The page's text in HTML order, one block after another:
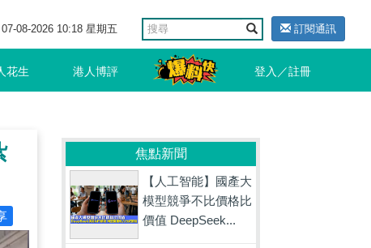
07-08-2026 10:18 星期五 訂閱通訊
花生 港人博評 登入／註冊
焦點新聞
【人工智能】國產大
模型競爭不比價格比
價值 DeepSeek...